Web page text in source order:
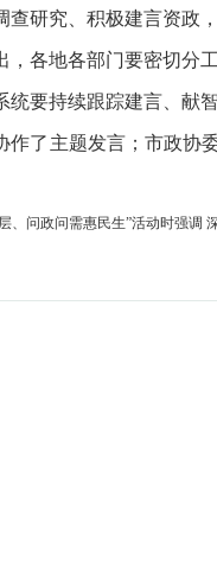
研究、积极建言资政
，各地各部门要密切分
要持续跟踪建言、献智
作了主题发言；市政协
、问政问需惠民生”活动时强调